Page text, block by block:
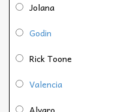
Jolana
Godin
Rick Toone
Valencia